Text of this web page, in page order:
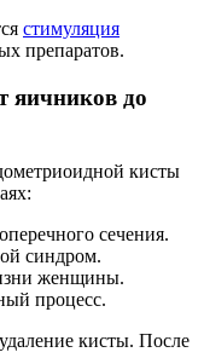
стимуляция
препаратов.
яичников до
кисты
сечения.
синдром.
женщины.
процесс.
кисты. После